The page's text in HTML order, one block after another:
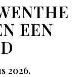
EEN
2026.